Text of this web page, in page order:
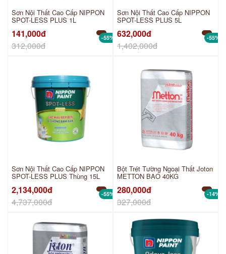
Sơn Nội Thất Cao Cấp NIPPON
SPOT-LESS PLUS 1L
141,000đ
312,000đ
-55%
Sơn Nội Thất Cao Cấp NIPPON
SPOT-LESS PLUS 5L
632,000đ
1,402,000đ
-55%
Sơn Nội Thất Cao Cấp NIPPON
SPOT-LESS PLUS Thùng 15L
2,134,000đ
4,737,000đ
-55%
Bột Trét Tường Ngoại Thất Joton
METTON BAO 40KG
280,000đ
327,000đ
-14%